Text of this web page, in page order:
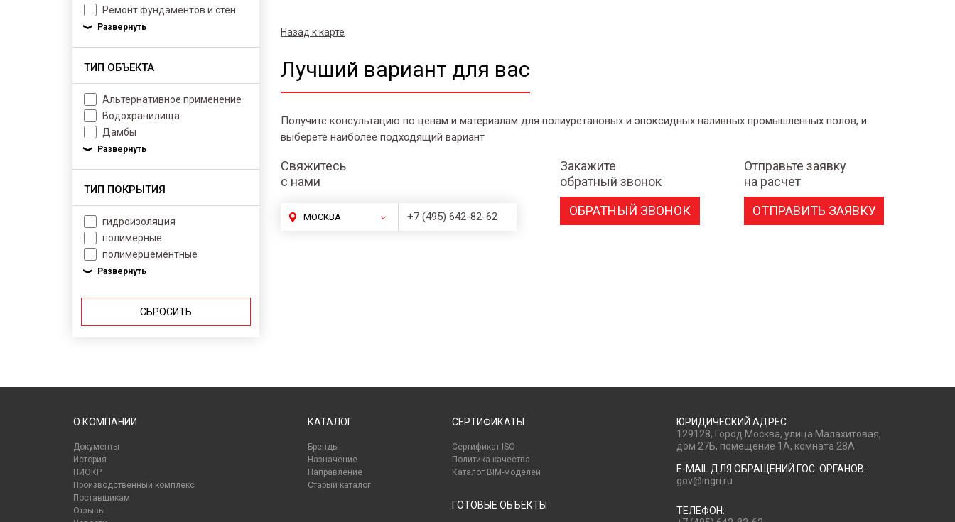
Ремонт фундаментов и стен
ТИП ОБЪЕКТА
Альтернативное применение
Водохранилища
Дамбы
ТИП ПОКРЫТИЯ
гидроизоляция
полимерные
полимерцементные
СБРОСИТЬ
Назад к карте
Лучший вариант для вас
Получите консультацию по ценам и материалам для полиуретановых и эпоксидных наливных промышленных полов, и
выберете наиболее подходящий вариант
Свяжитесь
с нами
МОСКВА +7 (495) 642-82-62
Закажите
обратный звонок
ОБРАТНЫЙ ЗВОНОК
Отправьте заявку
на расчет
ОТПРАВИТЬ ЗАЯВКУ
О КОМПАНИИ
Документы
История
НИОКР
Производственный комплекс
Поставщикам
Отзывы
КАТАЛОГ
Бренды
Назначение
Направление
Старый каталог
СЕРТИФИКАТЫ
Сертификат ISO
Политика качества
Каталог BIM-моделей
ГОТОВЫЕ ОБЪЕКТЫ
ЮРИДИЧЕСКИЙ АДРЕС:
129128, Город Москва, улица Малахитовая,
дом 27Б, помещение 1А, комната 28А
E-MAIL ДЛЯ ОБРАЩЕНИЙ ГОС. ОРГАНОВ:
gov@ingri.ru
ТЕЛЕФОН: